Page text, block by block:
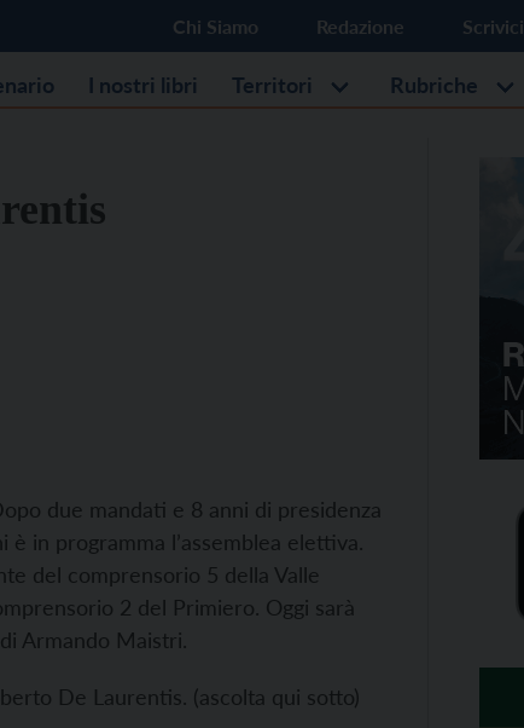
Chi Siamo Redazione Scrivici
I nostri libri Territori Rubriche
due mandati e 8 anni di presidenza
in programma l’assemblea elettiva.
del comprensorio 5 della Valle
2 del Primiero. Oggi sarà
Armando Maistri.
De Laurentis. (ascolta qui sotto)